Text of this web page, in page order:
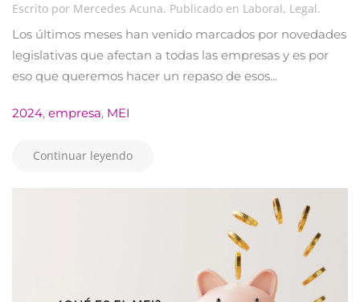
Escrito por Mercedes Acuna. Publicado en Laboral, Legal.
Los últimos meses han venido marcados por novedades
legislativas que afectan a todas las empresas y es por
eso que queremos hacer un repaso de esos...
2024, empresa, MEI
Continuar leyendo